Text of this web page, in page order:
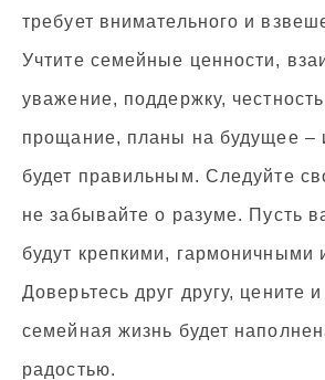
требует внимательного и
Учтите семейные ценности,
уважение, поддержку,
прощание, планы на будущее –
будет правильным. Следуйте
не забывайте о разуме. Пусть
будут крепкими, гармоничными
Доверьтесь друг другу, цените
семейная жизнь будет
радостью.